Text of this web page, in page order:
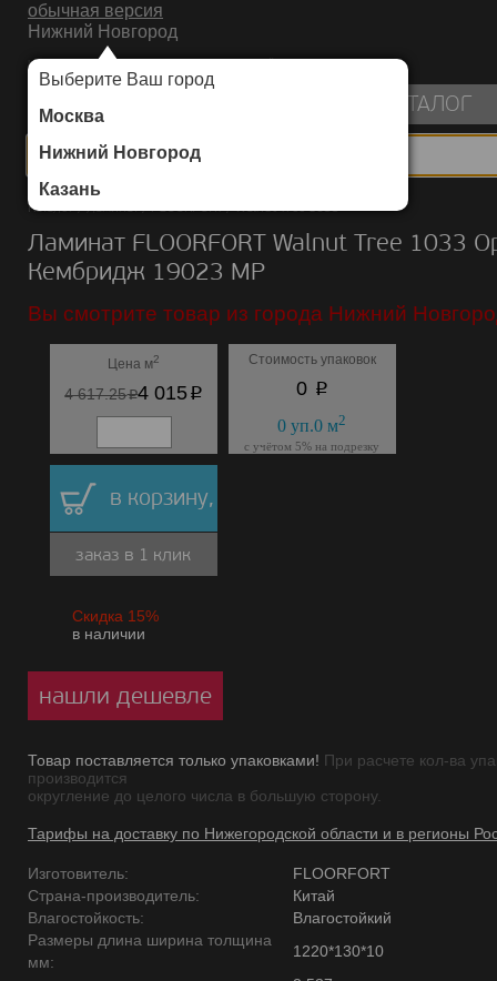
обычная версия
Нижний Новгород
Выберите Ваш город
Москва
Нижний Новгород
Казань
ИНТЕРНЕТ-МАГАЗИН НАПОЛЬНЫХ ПОКРЫТИЙ
КАТАЛОГ
Каталог/Ламинат/FLOORFORT/Walnut Tree 1033
Ламинат FLOORFORT Walnut Tree 1033
Кембридж 19023 MP
Вы смотрите товар из города Нижний
Цена м2
4 617.25p4 015p
Стоимость упаковок
0 p
0 уп.0 м2
с учётом 5% на подрезку
в корзину,
заказ в 1 клик
Скидка 15%
в наличии
нашли дешевле
Товар поставляется только упаковками! При расчете кол-ва
производится
округление до целого числа в большую сторону.
Тарифы на доставку по Нижегородской области и в регионы
Изготовитель:
FLOORFORT
Страна-производитель:
Китай
Влагостойкость:
Влагостойкий
Размеры длина ширина толщина
мм:
1220*130*10